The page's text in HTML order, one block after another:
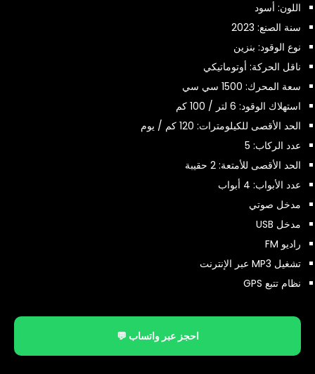
اللون: أسود
سنة الصنع: 2023
نوع الوقود: بنزين
ناقل الحركة: أوتوماتيكي
سعة المحرك: 1500 سي سي
استهلاك الوقود: 6 لتر / 100 كم
الحد الأقصى للكيلومترات: 120 كم / يوم
عدد الركاب: 5
الحد الأقصى للأمتعة: 2 حقيبة
عدد الأبواب: 4 أبواب
مدخل صوتي
مدخل USB
راديو FM
تشغيل MP3 عبر الإنترنت
نظام تتبع GPS
احجز عبر واتساب 💬